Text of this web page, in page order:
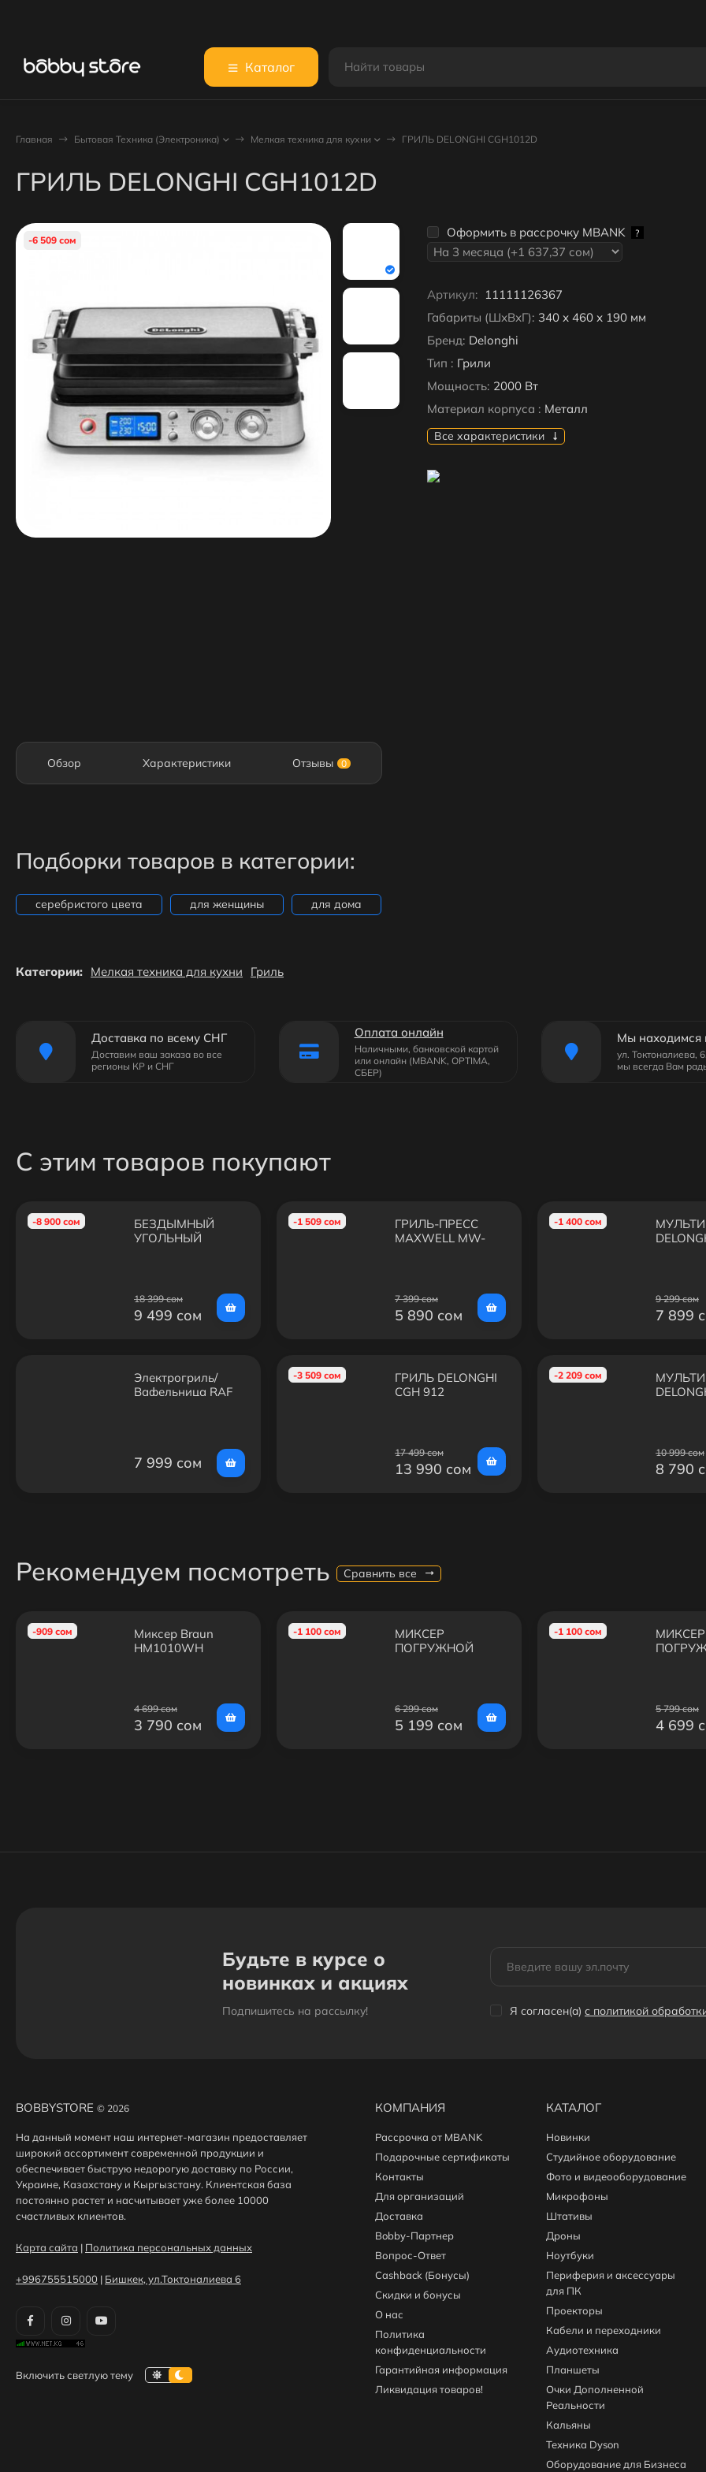
Каталог
Главная Бытовая Техника (Электроника) Мелкая техника для кухни ГРИЛЬ DELONGHI CGH1012D
ГРИЛЬ DELONGHI CGH1012D
-6 509 сом
Оформить в рассрочку MBANK ?
Артикул: 11111126367
Габариты (ШхВхГ): 340 х 460 х 190 мм
Бренд: Delonghi
Тип : Грили
Мощность: 2000 Вт
Материал корпуса : Металл
Все характеристики
Обзор Характеристики Отзывы 0
Подборки товаров в категории:
серебристого цвета для женщины для дома
Категории: Мелкая техника для кухни Гриль
Доставка по всему СНГ
Доставим ваш заказа во все
регионы КР и СНГ
Оплата онлайн
Наличными, банковской картой
или онлайн (MBANK, OPTIMA,
СБЕР)
Мы находимся
ул. Токтоналиева,
мы всегда Вам
С этим товаров покупают
-8 900 сом
БЕЗДЫМНЫЙ
УГОЛЬНЫЙ
18 399 сом
9 499 сом
Электрогриль/
Вафельница RAF
7 999 сом
-1 509 сом
ГРИЛЬ-ПРЕСС
MAXWELL MW-
7 399 сом
5 890 сом
-3 509 сом
ГРИЛЬ DELONGHI
CGH 912
17 499 сом
13 990 сом
-1 400 сом
9 299 сом
7 899
-2 209 сом
10 999 сом
8 790
Рекомендуем посмотреть Сравнить все
-909 сом
Миксер Braun
HM1010WH
4 699 сом
3 790 сом
-1 100 сом
МИКСЕР
ПОГРУЖНОЙ
6 299 сом
5 199 сом
-1 100 сом
МИКСЕР
5 799 сом
4 699
Будьте в курсе о
новинках и акциях
Подпишитесь на рассылкy! Я согласен(a) с политикой
BOBBYSTORE © 2026
На данный момент наш интернет-магазин предоставляет
широкий ассортимент современной продукции и
обеспечивает быструю недорогую доставку по России,
Украине, Казахстану и Кыргызстану. Клиентская база
постоянно растет и насчитывает уже более 10000
счастливых клиентов.
Карта сайта | Политика персональных данных
+996755515000 | Бишкек, ул.Токтоналиева 6
КОМПАНИЯ
Рассрочка от MBANK
Подарочные сертификаты
Контакты
Для организаций
Доставка
Bobby-Партнер
Вопрос-Ответ
Cashback (Бонусы)
Скидки и бонусы
О нас
Политика
конфиденциальности
Гарантийная информация
Ликвидация товаров!
КАТАЛОГ
Новинки
Студийное оборудование
Фото и видеооборудование
Микрофоны
Штативы
Дроны
Ноутбуки
Периферия и аксессуары
для ПК
Проекторы
Кабели и переходники
Аудиотехника
Планшеты
Очки Дополненной
Реальности
Кальяны
Техника Dyson
Оборудование для Бизнеса